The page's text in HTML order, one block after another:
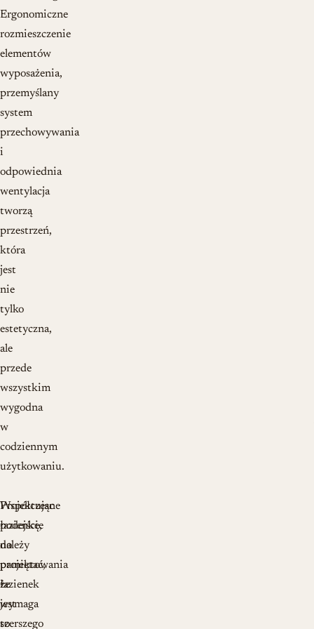
Ergonomiczne
rozmieszczenie
elementów
wyposażenia,
przemyślany
system
przechowywania
i
odpowiednia
wentylacja
tworzą
przestrzeń,
która
jest
nie
tylko
estetyczna,
ale
przede
wszystkim
wygodna
w
codziennym
użytkowaniu.
Współczesne
podejście
do
projektowania
łazienek
wymaga
szerszego
Projektując
łazienkę,
należy
pamiętać,
że
jest
to